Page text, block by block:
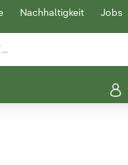
Nachhaltigkeit Jobs